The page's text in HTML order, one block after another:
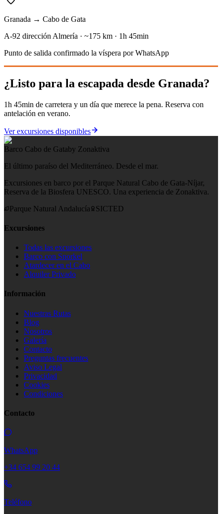
Granada → Cabo de Gata
A-92 dirección Almería · ~175 km · 1h 45min
Punto de salida confirmado la víspera por WhatsApp
¿Listo para la escapada desde Granada?
1h 45min de carretera y un día que merece la pena. Reserva con
antelación en verano.
Ver excursiones disponibles
Barco Cabo de Gataby Zonaktiva
El último paraíso del Mediterráneo. Desde el mar.
Excursiones en barco por el Parque Natural Cabo de Gata-Níjar,
Reserva de la Biosfera UNESCO. Una experiencia de Zonaktiva.
Parque Natural Andalucía
SICTED
Excursiones
Todas las excursiones
Barco con Snorkel
Atardecer en el Cabo
Alquiler Privado
Información
Nuestras Rutas
Blog
Nosotros
Galería
Contacto
Preguntas frecuentes
Aviso Legal
Privacidad
Cookies
Condiciones
Contacto
WhatsApp
+34 654 99 20 44
Teléfono